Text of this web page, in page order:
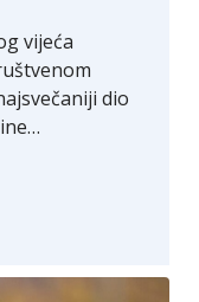
vijeća
dio